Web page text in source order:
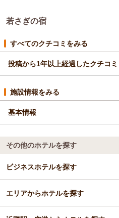
若さぎの宿
すべてのクチコミをみる
投稿から1年以上経過したクチコミ
施設情報をみる
基本情報
その他のホテルを探す
ビジネスホテルを探す
島根県
エリアからホテルを探す